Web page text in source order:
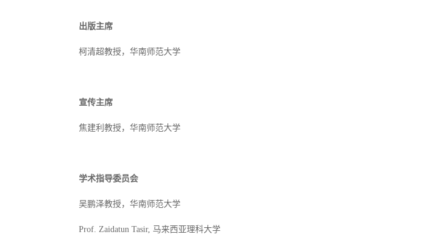
出版主席
柯清超教授，华南师范大学
宣传主席
焦建利教授，华南师范大学
学术指导委员会
吴鹏泽教授，华南师范大学
Prof. Zaidatun Tasir, 马来西亚理科大学